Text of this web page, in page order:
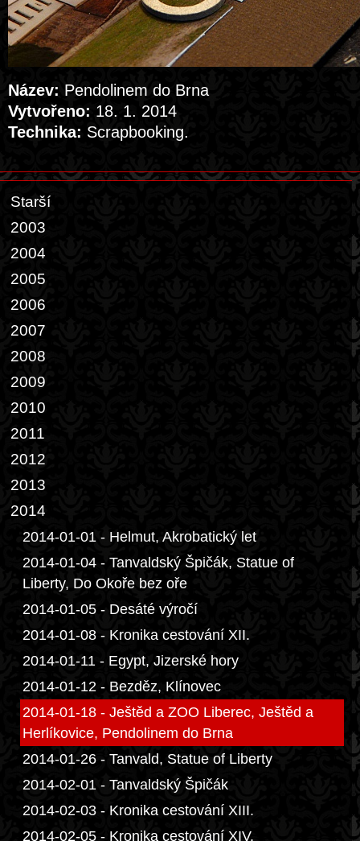
Název: Pendolinem do Brna
Vytvořeno: 18. 1. 2014
Technika: Scrapbooking.
Starší
2003
2004
2005
2006
2007
2008
2009
2010
2011
2012
2013
2014
2014-01-01 - Helmut, Akrobatický let
2014-01-04 - Tanvaldský Špičák, Statue of
Liberty, Do Okoře bez oře
2014-01-05 - Desáté výročí
2014-01-08 - Kronika cestování XII.
2014-01-11 - Egypt, Jizerské hory
2014-01-12 - Bezděz, Klínovec
2014-01-18 - Ještěd a ZOO Liberec, Ještěd a
Herlíkovice, Pendolinem do Brna
2014-01-26 - Tanvald, Statue of Liberty
2014-02-01 - Tanvaldský Špičák
2014-02-03 - Kronika cestování XIII.
2014-02-05 - Kronika cestování XIV.